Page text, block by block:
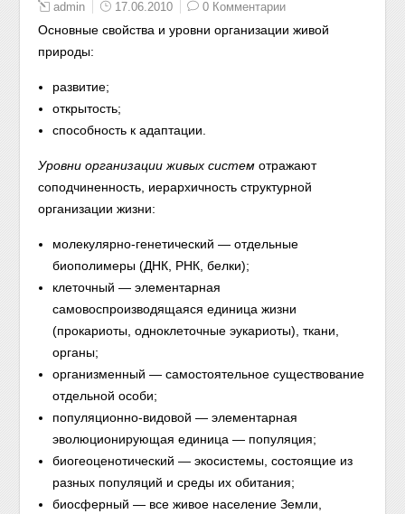
admin 17.06.2010 0 Комментарии
Основные свойства и уровни организации живой
природы:
развитие;
открытость;
способность к адаптации.
Уровни организации живых систем отражают
соподчиненность, иерархичность структурной
организации жизни:
молекулярно-генетический — отдельные
биополимеры (ДНК, РНК, белки);
клеточный — элементарная
самовоспроизводящаяся единица жизни
(прокариоты, одноклеточные эукариоты), ткани,
органы;
организменный — самостоятельное существование
отдельной особи;
популяционно-видовой — элементарная
эволюционирующая единица — популяция;
биогеоценотический — экосистемы, состоящие из
разных популяций и среды их обитания;
биосферный — все живое население Земли,